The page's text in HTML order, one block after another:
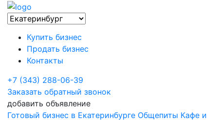
Купить бизнес
Продать бизнес
Контакты
+7 (343) 288-06-39
Заказать обратный звонок
добавить объявление
Готовый бизнес в Екатеринбурге Общепиты Кафе и